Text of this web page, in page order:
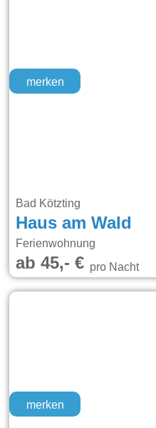
merken
Bad Kötzting
Haus am Wald
Ferienwohnung
ab 45,- €pro Nacht
merken